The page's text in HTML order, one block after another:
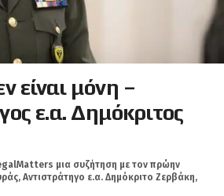
είναι μόνη –
ε.α. Δημόκριτος
μια συζήτηση με τον πρώην
Αντιστράτηγο ε.α. Δημόκριτο Ζερβάκη,